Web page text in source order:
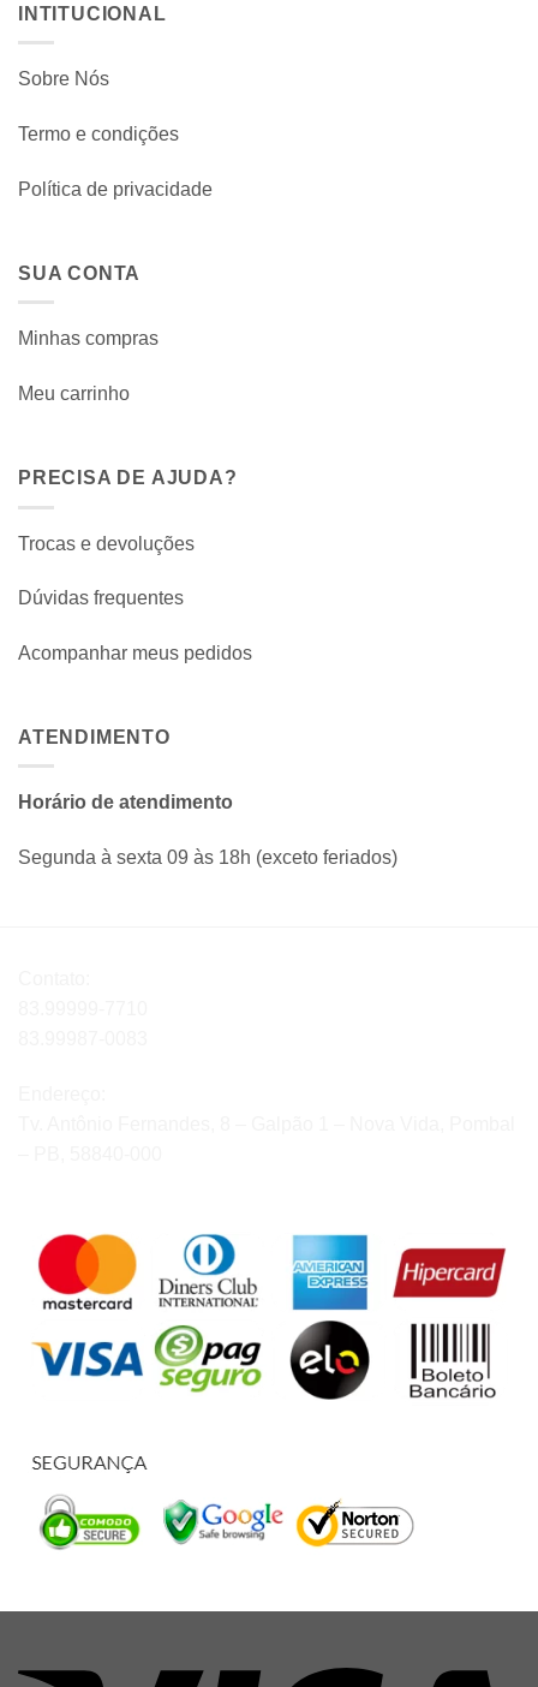
INTITUCIONAL
Sobre Nós
Termo e condições
Política de privacidade
SUA CONTA
Minhas compras
Meu carrinho
PRECISA DE AJUDA?
Trocas e devoluções
Dúvidas frequentes
Acompanhar meus pedidos
ATENDIMENTO
Horário de atendimento
Segunda à sexta 09 às 18h (exceto feriados)